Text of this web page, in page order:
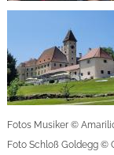
Fotos Musiker ©
Foto Schloß Goldegg ©